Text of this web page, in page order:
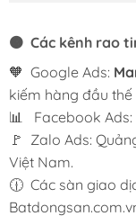
🟠 Các kênh rao
🧡 Google Ads:
kiếm hàng đầu thế
📊 Facebook Ads:
🚩 Zalo Ads:
Việt Nam.
🕧 Các sàn giao